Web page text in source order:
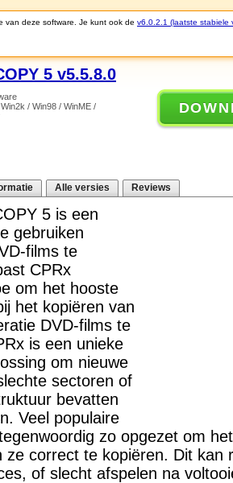
van deze software. Je kunt ook de v6.0.2.1 (laatste stabiele
5 v5.5.8.0
/ Win98 / WinME /
Alle versies Reviews
5 is een
gebruiken
films te
CPRx
om het hooste
het kopiëren van
DVD-films te
is een unieke
om nieuwe
sectoren of
bevatten
Veel populaire
zo opgezet om
ze correct te kopiëren. Dit kan
of slecht afspelen na